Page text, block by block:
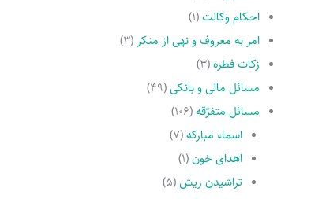
احکام وکالت(۱)
امر به معروف و نهى از منکر (۳)
زکات فطره(۳)
مسائل مالی و بانکی(۴۹)
مسائل متفرّقه(۱۰۶)
اسماء مبارکه(۷)
اهدای خون(۱)
تراشیدن ریش(۵)